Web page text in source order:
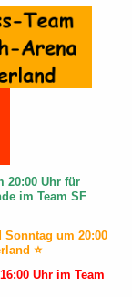
20:00 Uhr für
im Team SF
Sonntag um 20:00
⭐
Uhr im Team